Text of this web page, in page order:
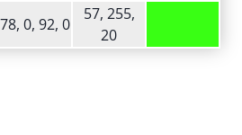
78, 0, 92, 0
57, 255,
20